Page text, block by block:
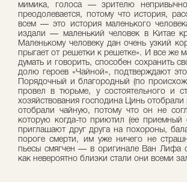
мимика, голоса — зрителю
преодолевается, потому что история,
всем — это история маленького
издали — маленький человек в Китае
Маленькому человеку дан очень узкий
прыгает от решетки к решетке». И все же
думать и говорить, способен сохранить
долю героев «Чайной», подтверждают
Порядочный и благородный (по
провел в тюрьме, у состоятельного и
хозяйствования господина Цинь
отобрали чайную, потому что он не
которую когда-то приютил (ее
приглашают друг друга на похороны,
пороге смерти, им уже ничего не
пьесы смягчен — в оригинале Ван Лифа
как невероятно близки стали они всеми